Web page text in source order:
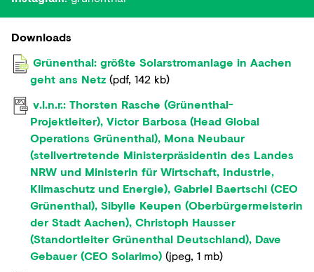
Downloads
Grünenthal: größte Solarstromanlage in Aachen
geht ans Netz (pdf, 142 kb)
v.l.n.r.: Thorsten Rasche (Grünenthal-
Projektleiter), Victor Barbosa (Head Global
Operations Grünenthal), Mona Neubaur
(stellvertretende Ministerpräsidentin des Landes
NRW und Ministerin für Wirtschaft, Industrie,
Klimaschutz und Energie), Gabriel Baertschi (CEO
Grünenthal), Sibylle Keupen (Oberbürgermeisterin
der Stadt Aachen), Christoph Hausser
(Standortleiter Grünenthal Deutschland), Dave
Gebauer (CEO Solarimo) (jpeg, 1 mb)